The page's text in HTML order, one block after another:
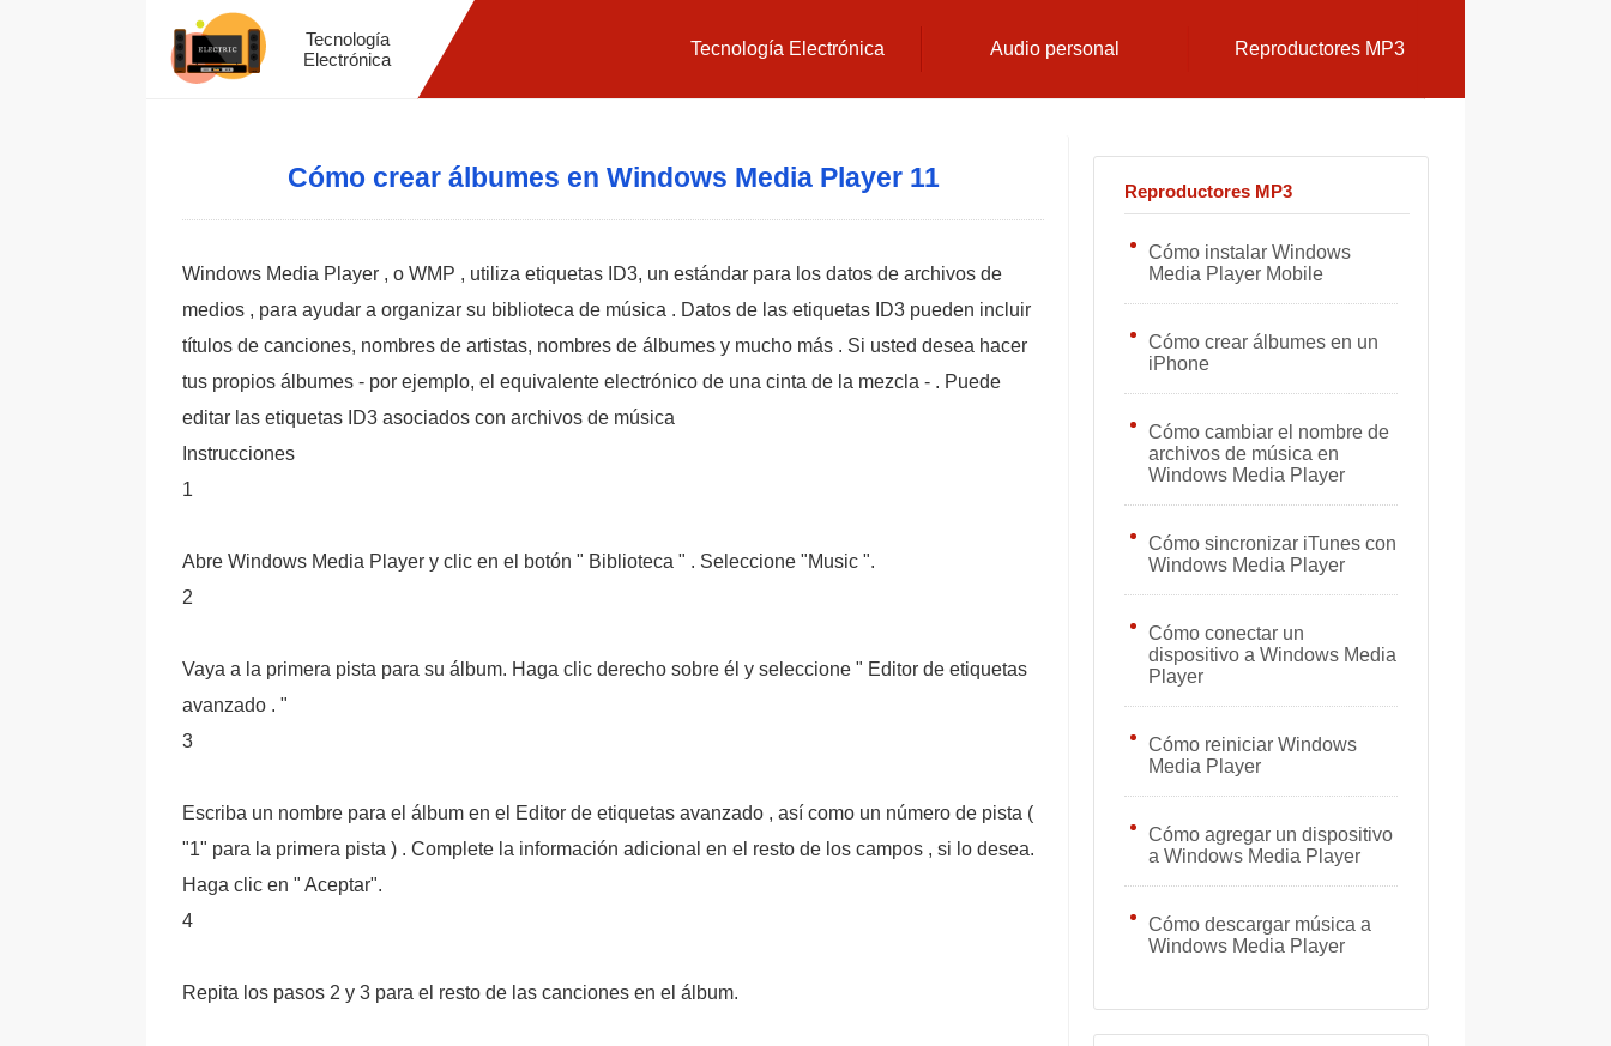
Tecnología
Electrónica
Tecnología Electrónica Audio personal Reproductores MP3
Cómo crear álbumes en Windows Media Player 11
Windows Media Player , o WMP , utiliza etiquetas ID3, un estándar para los datos de archivos de
medios , para ayudar a organizar su biblioteca de música . Datos de las etiquetas ID3 pueden incluir
títulos de canciones, nombres de artistas, nombres de álbumes y mucho más . Si usted desea hacer
tus propios álbumes - por ejemplo, el equivalente electrónico de una cinta de la mezcla - . Puede
editar las etiquetas ID3 asociados con archivos de música
Instrucciones
1
Abre Windows Media Player y clic en el botón " Biblioteca " . Seleccione "Music ".
2
Vaya a la primera pista para su álbum. Haga clic derecho sobre él y seleccione " Editor de etiquetas
avanzado . "
3
Escriba un nombre para el álbum en el Editor de etiquetas avanzado , así como un número de pista (
"1" para la primera pista ) . Complete la información adicional en el resto de los campos , si lo desea.
Haga clic en " Aceptar".
4
Repita los pasos 2 y 3 para el resto de las canciones en el álbum.
Reproductores MP3
Cómo instalar Windows
Media Player Mobile
Cómo crear álbumes en un
iPhone
Cómo cambiar el nombre de
archivos de música en
Windows Media Player
Cómo sincronizar iTunes con
Windows Media Player
Cómo conectar un
dispositivo a Windows Media
Player
Cómo reiniciar Windows
Media Player
Cómo agregar un dispositivo
a Windows Media Player
Cómo descargar música a
Windows Media Player